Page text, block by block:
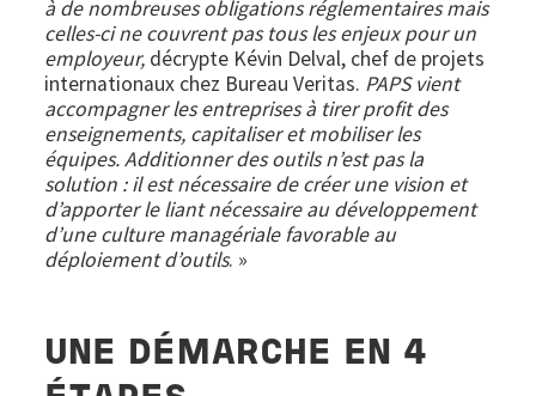
à de nombreuses obligations réglementaires mais
celles-ci ne couvrent pas tous les enjeux pour un
employeur, décrypte Kévin Delval, chef de projets
internationaux chez Bureau Veritas. PAPS vient
accompagner les entreprises à tirer profit des
enseignements, capitaliser et mobiliser les
équipes. Additionner des outils n’est pas la
solution : il est nécessaire de créer une vision et
d’apporter le liant nécessaire au développement
d’une culture managériale favorable au
déploiement d’outils. »
UNE DÉMARCHE EN 4